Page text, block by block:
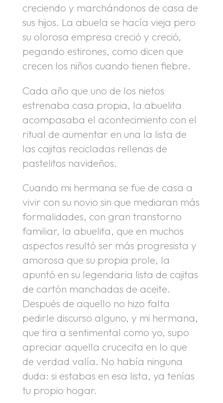
creciendo y marchándonos de casa de
sus hijos. La abuela se hacía vieja pero
su olorosa empresa creció y creció,
pegando estirones, como dicen que
crecen los niños cuando tienen fiebre.
Cada año que uno de los nietos
estrenaba casa propia, la abuelita
acompasaba el acontecimiento con el
ritual de aumentar en una la lista de
las cajitas recicladas rellenas de
pastelitos navideños.
Cuando mi hermana se fue de casa a
vivir con su novio sin que mediaran más
formalidades, con gran transtorno
familiar, la abuelita, que en muchos
aspectos resultó ser más progresista y
amorosa que su propia prole, la
apuntó en su legendaria lista de cajitas
de cartón manchadas de aceite.
Después de aquello no hizo falta
pedirle discurso alguno, y mi hermana,
que tira a sentimental como yo, supo
apreciar aquella crucecita en lo que
de verdad valía. No había ninguna
duda: si estabas en esa lista, ya tenías
tu propio hogar.